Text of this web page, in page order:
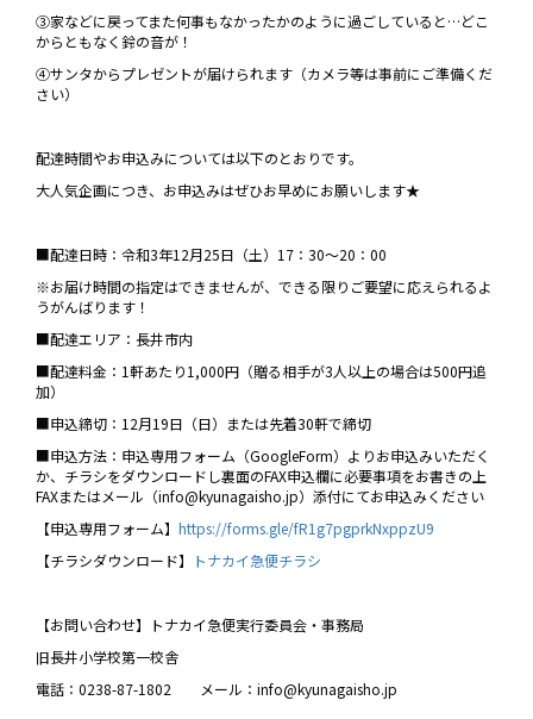
③家などに戻ってまた何事もなかったかのように過ごしていると…どこ
からともなく鈴の音が！
④サンタからプレゼントが届けられます（カメラ等は事前にご準備くだ
さい）
配達時間やお申込みについては以下のとおりです。
大人気企画につき、お申込みはぜひお早めにお願いします★
■配達日時：令和3年12月25日（土）17：30～20：00
※お届け時間の指定はできませんが、できる限りご要望に応えられるよ
うがんばります！
■配達エリア：長井市内
■配達料金：1軒あたり1,000円（贈る相手が3人以上の場合は500円追
加）
■申込締切：12月19日（日）または先着30軒で締切
■申込方法：申込専用フォーム（GoogleForm）よりお申込みいただく
か、チラシをダウンロードし裏面のFAX申込欄に必要事項をお書きの上
FAXまたはメール（info@kyunagaisho.jp）添付にてお申込みください
【申込専用フォーム】 https://forms.gle/fR1g7pgprkNxppzU9
【チラシダウンロード】
トナカイ急便チラシ
【お問い合わせ】トナカイ急便実行委員会・事務局
旧長井小学校第一校舎
電話：0238-87-1802 メール：info@kyunagaisho.jp